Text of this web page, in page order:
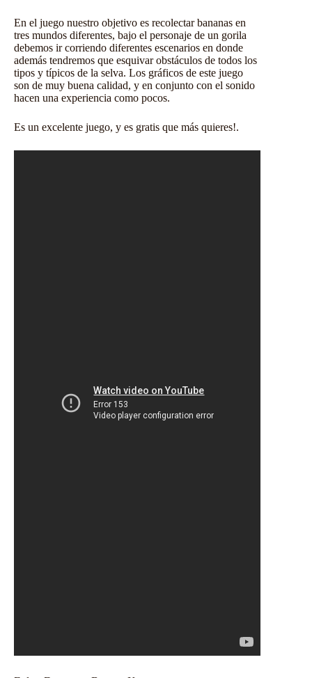
En el juego nuestro objetivo es recolectar bananas en
tres mundos diferentes, bajo el personaje de un gorila
debemos ir corriendo diferentes escenarios en donde
además tendremos que esquivar obstáculos de todos los
tipos y típicos de la selva. Los gráficos de este juego
son de muy buena calidad, y en conjunto con el sonido
hacen una experiencia como pocos.
Es un excelente juego, y es gratis que más quieres!.